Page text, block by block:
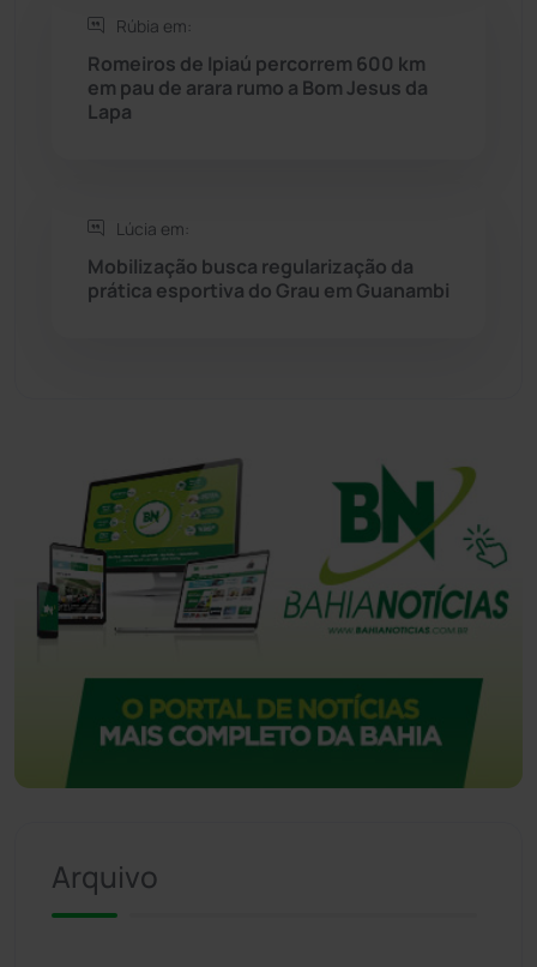
Sítio do Mato
Sudoeste Baiano (1530)
Tanque Novo
Tecnologia (12)
Rúbia em:
Romeiros de Ipiaú percorrem 600 km
em pau de arara rumo a Bom Jesus da
Lapa
Lúcia em:
Mobilização busca regularização da
prática esportiva do Grau em Guanambi
Arquivo